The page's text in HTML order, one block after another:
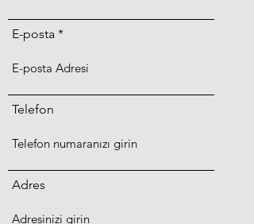
E-posta
Telefon
Adres